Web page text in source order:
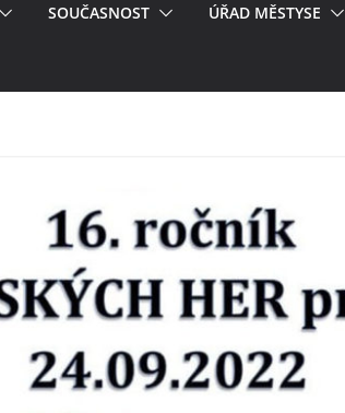
SOUČASNOST ÚŘAD MĚSTYSE